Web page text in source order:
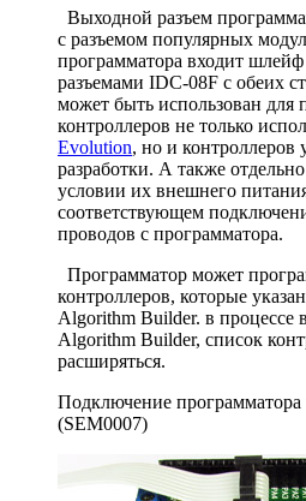
Выходной разъем
c разъемом популярных
программатора входит
разъемами IDC-08F с обеих
может быть использован для
контроллеров не только
Evolution, но и контроллеров
разработки. А также
условии их внешнего
соответствующем
проводов с программатора.
Программатор может
контроллеров, которые
Algorithm Builder. в процессе
Algorithm Builder, список
расширяться.
Подключение
(SEM0007)